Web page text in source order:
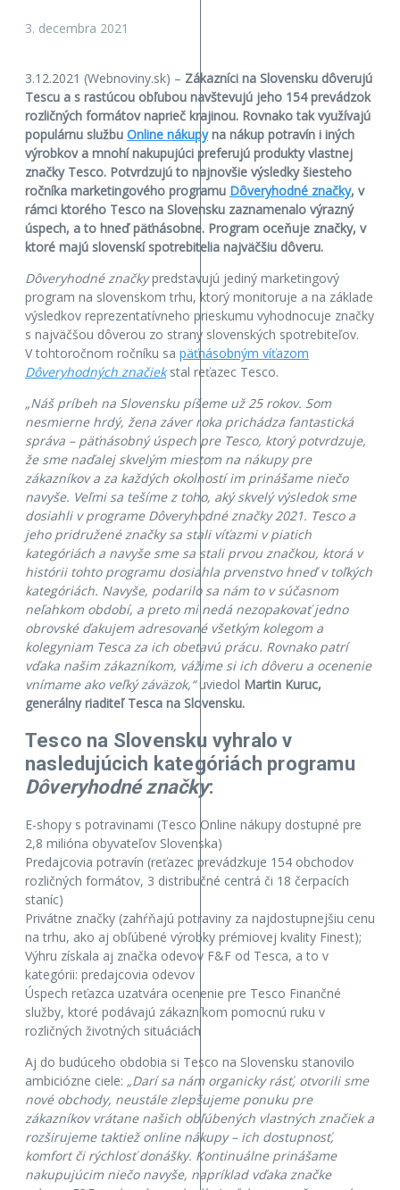
3. decembra 2021
3.12.2021 (Webnoviny.sk) – Zákazníci na Slovensku dôverujú
Tescu a s rastúcou obľubou navštevujú jeho 154 prevádzok
rozličných formátov naprieč krajinou. Rovnako tak využívajú
populárnu službu Online nákupyna nákup potravín i iných
výrobkov a mnohí nakupujúci preferujú produkty vlastnej
značky Tesco. Potvrdzujú to najnovšie výsledky šiesteho
ročníka marketingového programu Dôveryhodné značky, v
rámci ktorého Tesco na Slovensku zaznamenalo výrazný
úspech, a to hneď päťnásobne. Program oceňuje značky, v
ktoré majú slovenskí spotrebitelia najväčšiu dôveru.
Dôveryhodné značkypredstavujú jediný marketingový
program na slovenskom trhu, ktorý monitoruje a na základe
výsledkov reprezentatívneho prieskumu vyhodnocuje značky
s najväčšou dôverou zo strany slovenských spotrebiteľov.
V tohtoročnom ročníku sa päťnásobným víťazom
Dôveryhodných značiekstal reťazec Tesco.
„Náš príbeh na Slovensku píšeme už 25 rokov. Som
nesmierne hrdý, žena záver roka prichádza fantastická
správa – päťnásobný úspech pre Tesco, ktorý potvrdzuje,
že sme naďalej skvelým miestom na nákupy pre
zákazníkov a za každých okolností im prinášame niečo
navyše. Veľmi sa tešíme z toho, aký skvelý výsledok sme
dosiahli v programe Dôveryhodné značky 2021. Tesco a
jeho pridružené značky sa stali víťazmi v piatich
kategóriách a navyše sme sa stali prvou značkou, ktorá v
histórii tohto programu dosiahla prvenstvo hneď v toľkých
kategóriách. Navyše, podarilo sa nám to v súčasnom
neľahkom období, a preto mi nedá nezopakovať jedno
obrovské ďakujem adresované všetkým kolegom a
kolegyniam Tesca za ich obetavú prácu. Rovnako patrí
vďaka našim zákazníkom, vážime si ich dôveru a ocenenie
vnímame ako veľký záväzok,“uviedol Martin Kuruc,
generálny riaditeľ Tesca na Slovensku.
Tesco na Slovensku vyhralo v
nasledujúcich kategóriách programu
Dôveryhodné značky:
E-shopy s potravinami (Tesco Online nákupy dostupné pre
2,8 milióna obyvateľov Slovenska)
Predajcovia potravín (reťazec prevádzkuje 154 obchodov
rozličných formátov, 3 distribučné centrá či 18 čerpacích
staníc)
Privátne značky (zahŕňajú potraviny za najdostupnejšiu cenu
na trhu, ako aj obľúbené výrobky prémiovej kvality Finest);
Výhru získala aj značka odevov F&F od Tesca, a to v
kategórii: predajcovia odevov
Úspech reťazca uzatvára ocenenie pre Tesco Finančné
služby, ktoré podávajú zákazníkom pomocnú ruku v
rozličných životných situáciách
Aj do budúceho obdobia si Tesco na Slovensku stanovilo
ambiciózne ciele: „Darí sa nám organicky rásť, otvorili sme
nové obchody, neustále zlepšujeme ponuku pre
zákazníkov vrátane našich obľúbených vlastných značiek a
rozširujeme taktiež online nákupy – ich dostupnosť,
komfort či rýchlosť donášky. Kontinuálne prinášame
nakupujúcim niečo navyše, napríklad vďaka značke